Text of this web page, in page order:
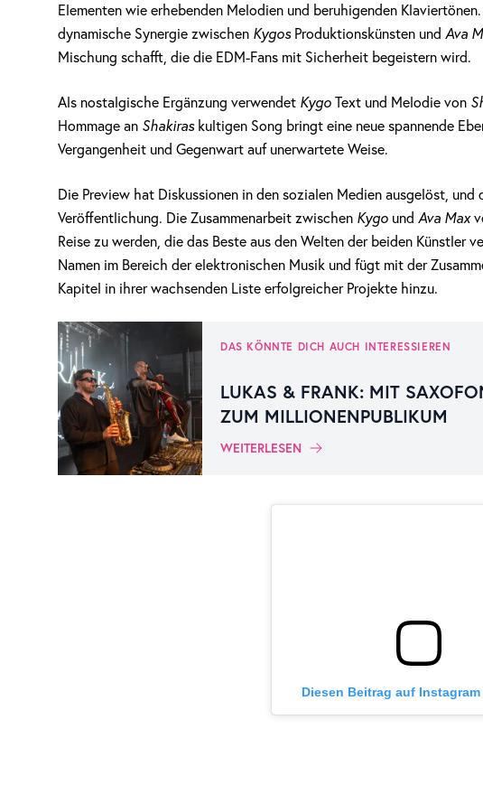
Elementen wie erhebenden Melodien und beruhigenden
dynamische Synergie zwischen Kygos Produktionskünsten und Ava
Mischung schafft, die die EDM-Fans mit Sicherheit begeistern wird.
Als nostalgische Ergänzung verwendet Kygo Text und Melodie von
Hommage an Shakiras kultigen Song bringt eine neue spannende
Vergangenheit und Gegenwart auf unerwartete Weise.
Die Preview hat Diskussionen in den sozialen Medien ausgelöst, und
Veröffentlichung. Die Zusammenarbeit zwischen Kygo und Ava Max
Reise zu werden, die das Beste aus den Welten der beiden Künstler
Namen im Bereich der elektronischen Musik und fügt mit der
Kapitel in ihrer wachsenden Liste erfolgreicher Projekte hinzu.
DAS KÖNNTE DICH AUCH INTERESSIEREN
LUKAS & FRANK: MIT
ZUM MILLIONENPUBLIKUM
WEITERLESEN
Diesen Beitrag auf